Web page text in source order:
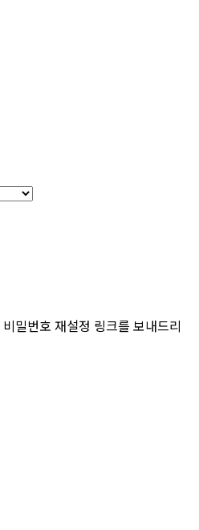
밀번호 재설정 링크를 보내드리